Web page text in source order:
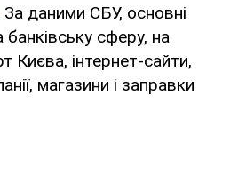
За даними СБУ, основні
банківську сферу, на
Києва, інтернет-сайти,
магазини і заправки